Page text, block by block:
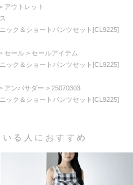
アウトレット
ック＆ショートパンツセット[CL9225]
セール
セールアイテム
ック＆ショートパンツセット[CL9225]
アンバサダー
25070303
ック＆ショートパンツセット[CL9225]
る人におすすめ